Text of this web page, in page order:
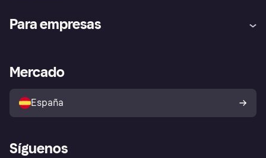
Inicio de sesión
Directorio de tiendas
Política de protección al
comprador de Klarna
Reclamaciones
Para empresas
Acceso empresas
Mercado
España
Síguenos